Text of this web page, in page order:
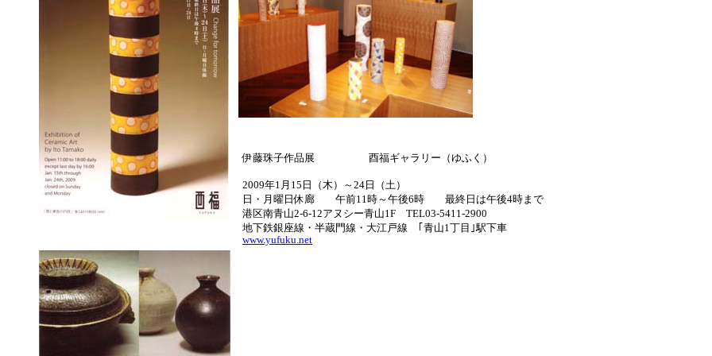
www.yufuku.net
伊藤珠子作品展 酉福ギャラリー（ゆふく）
2009年1月15日（木）～24日（土）
日・月曜日休廊 午前11時～午後6時 最終日は午後4時まで
港区南青山2-6-12アヌシー青山1F TEL03-5411-2900
地下鉄銀座線・半蔵門線・大江戸線 ｢青山1丁目｣駅下車